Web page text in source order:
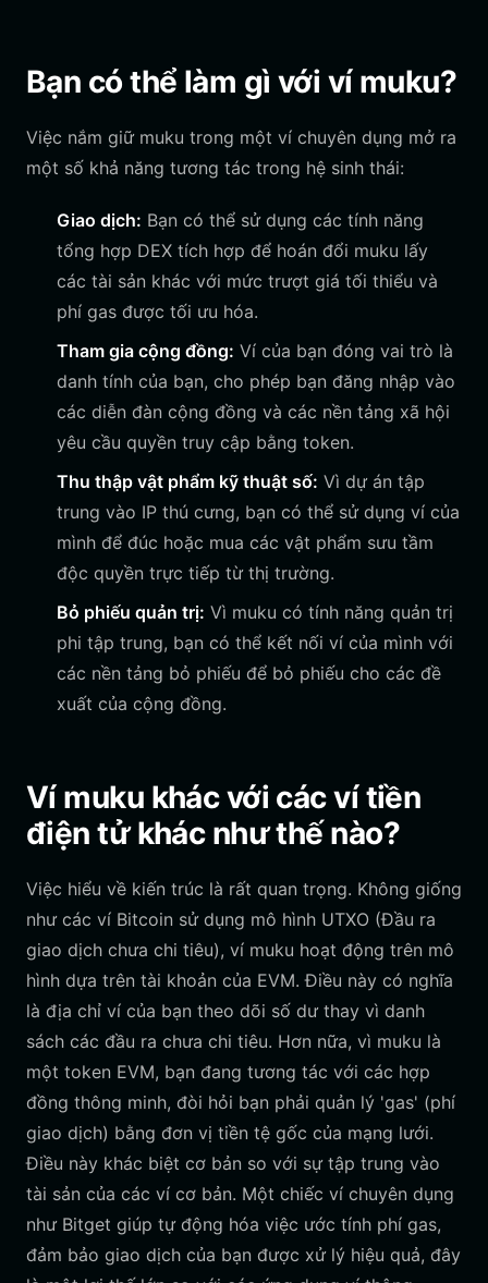
Bạn có thể làm gì với ví muku?
Việc nắm giữ muku trong một ví chuyên dụng mở ra
một số khả năng tương tác trong hệ sinh thái:
Giao dịch: Bạn có thể sử dụng các tính năng
tổng hợp DEX tích hợp để hoán đổi muku lấy
các tài sản khác với mức trượt giá tối thiểu và
phí gas được tối ưu hóa.
Tham gia cộng đồng: Ví của bạn đóng vai trò là
danh tính của bạn, cho phép bạn đăng nhập vào
các diễn đàn cộng đồng và các nền tảng xã hội
yêu cầu quyền truy cập bằng token.
Thu thập vật phẩm kỹ thuật số: Vì dự án tập
trung vào IP thú cưng, bạn có thể sử dụng ví của
mình để đúc hoặc mua các vật phẩm sưu tầm
độc quyền trực tiếp từ thị trường.
Bỏ phiếu quản trị: Vì muku có tính năng quản trị
phi tập trung, bạn có thể kết nối ví của mình với
các nền tảng bỏ phiếu để bỏ phiếu cho các đề
xuất của cộng đồng.
Ví muku khác với các ví tiền
điện tử khác như thế nào?
Việc hiểu về kiến trúc là rất quan trọng. Không giống
như các ví Bitcoin sử dụng mô hình UTXO (Đầu ra
giao dịch chưa chi tiêu), ví muku hoạt động trên mô
hình dựa trên tài khoản của EVM. Điều này có nghĩa
là địa chỉ ví của bạn theo dõi số dư thay vì danh
sách các đầu ra chưa chi tiêu. Hơn nữa, vì muku là
một token EVM, bạn đang tương tác với các hợp
đồng thông minh, đòi hỏi bạn phải quản lý 'gas' (phí
giao dịch) bằng đơn vị tiền tệ gốc của mạng lưới.
Điều này khác biệt cơ bản so với sự tập trung vào
tài sản của các ví cơ bản. Một chiếc ví chuyên dụng
như Bitget giúp tự động hóa việc ước tính phí gas,
đảm bảo giao dịch của bạn được xử lý hiệu quả, đây